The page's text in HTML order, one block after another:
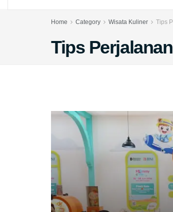
Home Category Wisata Kuliner Tips
Tips Perjalanan